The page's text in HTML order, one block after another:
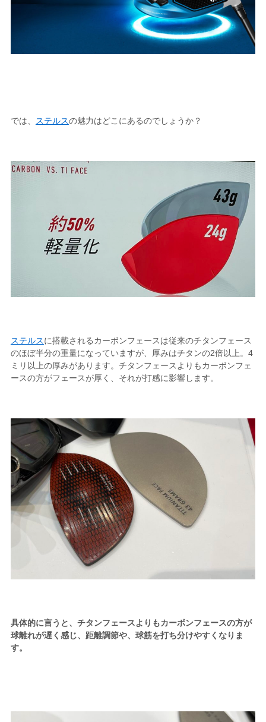
では、 ステルスの魅力はどこにあるのでしょうか？
ステルスに搭載されるカーボンフェースは従来のチタンフェース
のほぼ半分の重量になっていますが、厚みはチタンの2倍以上。4
ミリ以上の厚みがあります。チタンフェースよりもカーボンフェ
ースの方がフェースが厚く、それが打感に影響します。
具体的に言うと、チタンフェースよりもカーボンフェースの方が
球離れが遅く感じ、距離調節や、球筋を打ち分けやすくなりま
す。